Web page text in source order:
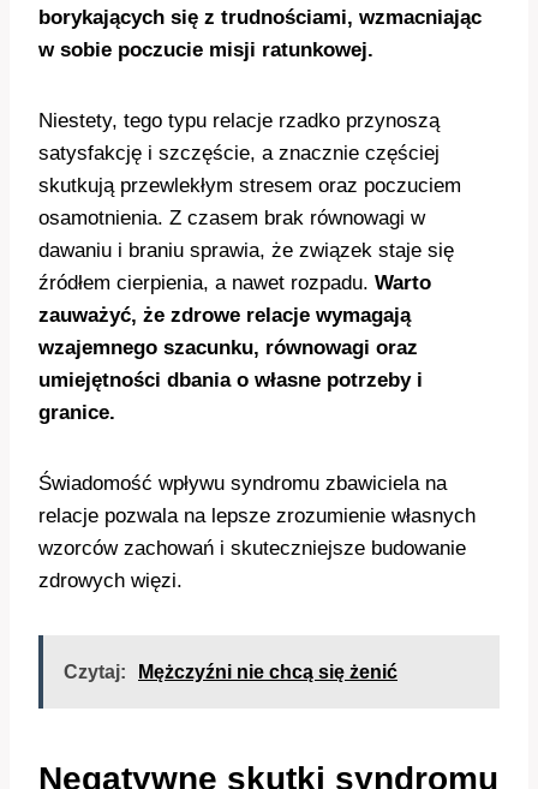
borykających się z trudnościami, wzmacniając
w sobie poczucie misji ratunkowej.
Niestety, tego typu relacje rzadko przynoszą
satysfakcję i szczęście, a znacznie częściej
skutkują przewlekłym stresem oraz poczuciem
osamotnienia. Z czasem brak równowagi w
dawaniu i braniu sprawia, że związek staje się
źródłem cierpienia, a nawet rozpadu. Warto
zauważyć, że zdrowe relacje wymagają
wzajemnego szacunku, równowagi oraz
umiejętności dbania o własne potrzeby i
granice.
Świadomość wpływu syndromu zbawiciela na
relacje pozwala na lepsze zrozumienie własnych
wzorców zachowań i skuteczniejsze budowanie
zdrowych więzi.
Czytaj: Mężczyźni nie chcą się żenić
Negatywne skutki syndromu